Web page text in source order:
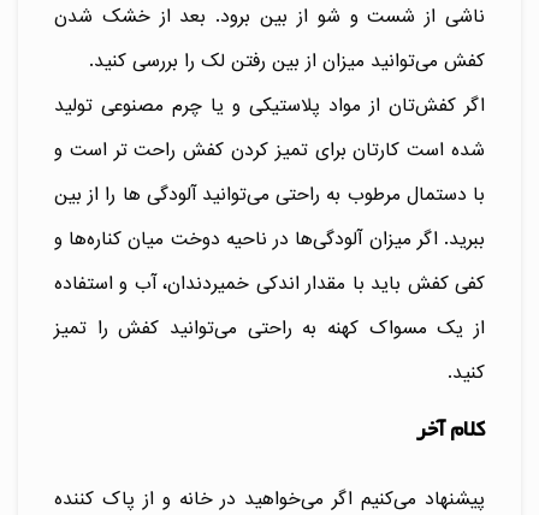
ناشی از شست و شو از بین برود. بعد از خشک شدن
کفش می‌توانید میزان از بین رفتن لک را بررسی کنید.
اگر کفش‌تان از مواد پلاستیکی و یا چرم مصنوعی تولید
شده است کارتان برای تمیز کردن کفش راحت تر است و
با دستمال مرطوب به راحتی می‌توانید آلودگی ها را از بین
ببرید. اگر میزان آلودگی‌ها در ناحیه دوخت میان کناره‌ها و
کفی کفش باید با مقدار اندکی خمیردندان، آب و استفاده
از یک مسواک کهنه به راحتی می‌توانید کفش را تمیز
کنید.
کلام آخر
پیشنهاد می‌کنیم اگر می‌خواهید در خانه و از پاک کننده